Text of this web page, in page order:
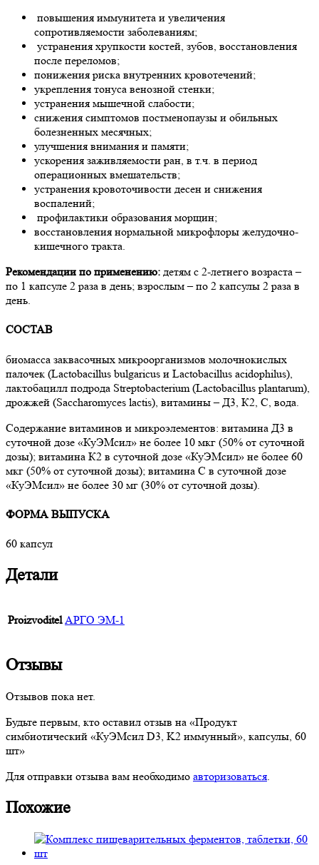
повышения иммунитета и увеличения
сопротивляемости заболеваниям;
устранения хрупкости костей, зубов, восстановления
после переломов;
понижения риска внутренних кровотечений;
укрепления тонуса венозной стенки;
устранения мышечной слабости;
снижения симптомов постменопаузы и обильных
болезненных месячных;
улучшения внимания и памяти;
ускорения заживляемости ран, в т.ч. в период
операционных вмешательств;
устранения кровоточивости десен и снижения
воспалений;
профилактики образования морщин;
восстановления нормальной микрофлоры желудочно-
кишечного тракта.
Рекомендации по применению: детям с 2-летнего возраста –
по 1 капсуле 2 раза в день; взрослым – по 2 капсулы 2 раза в
день.
СОСТАВ
биомасса заквасочных микроорганизмов молочнокислых
палочек (Lactobacillus bulgaricus и Lactobacillus acidophilus),
лактобацилл подрода Streptobacterium (Lactobacillus plantarum),
дрожжей (Saccharomyces lactis), витамины – Д3, К2, С, вода.
Содержание витаминов и микроэлементов: витамина Д3 в
суточной дозе «КуЭМсил» не более 10 мкг (50% от суточной
дозы); витамина К2 в суточной дозе «КуЭМсил» не более 60
мкг (50% от суточной дозы); витамина С в суточной дозе
«КуЭМсил» не более 30 мг (30% от суточной дозы).
ФОРМА ВЫПУСКА
60 капсул
Детали
Proizvoditel АРГО ЭМ-1
Отзывы
Отзывов пока нет.
Будьте первым, кто оставил отзыв на «Продукт
симбиотический «КуЭМсил D3, K2 иммунный», капсулы, 60
шт»
Для отправки отзыва вам необходимо авторизоваться.
Похожие